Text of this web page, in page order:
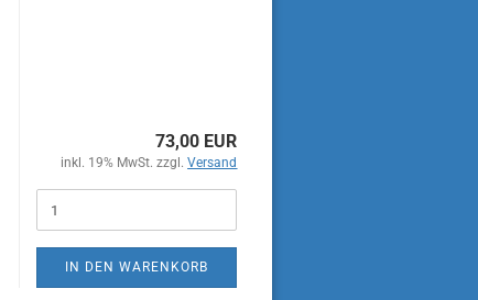
73,00 EUR
inkl. 19% MwSt. zzgl.Versand
IN DEN WARENKORB